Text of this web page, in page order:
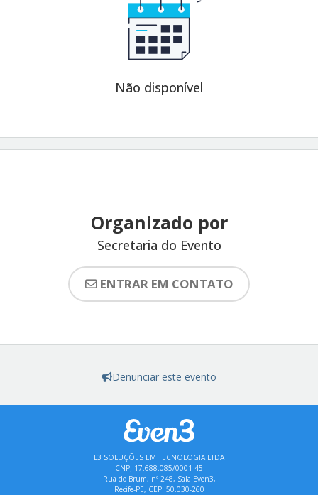
Não disponível
Organizado por
Secretaria do Evento
ENTRAR EM CONTATO
Denunciar este evento
L3 SOLUÇÕES EM TECNOLOGIA LTDA
CNPJ 17.688.085/0001-45
Rua do Brum, nº 248, Sala Even3,
Recife-PE, CEP: 50.030-260